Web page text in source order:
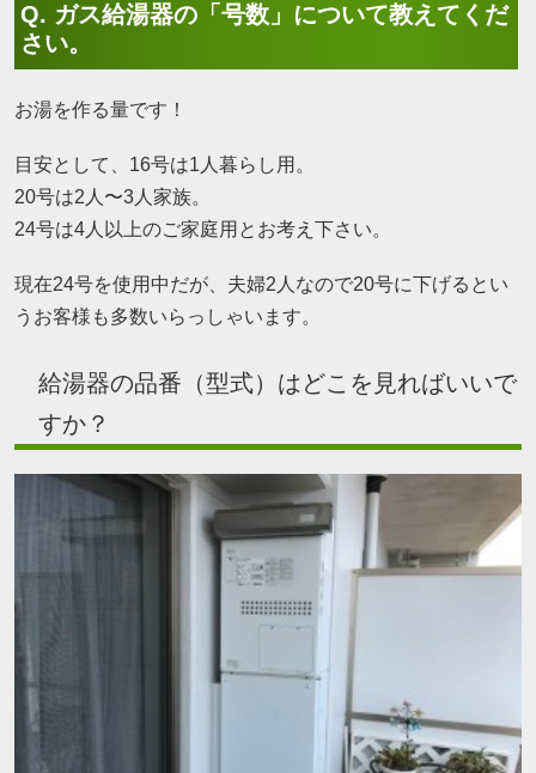
Q. ガス給湯器の「号数」について教えてくだ
さい。
お湯を作る量です！
目安として、16号は1人暮らし用。
20号は2人〜3人家族。
24号は4人以上のご家庭用とお考え下さい。
現在24号を使用中だが、夫婦2人なので20号に下げるとい
うお客様も多数いらっしゃいます。
給湯器の品番（型式）はどこを見ればいいで
すか？